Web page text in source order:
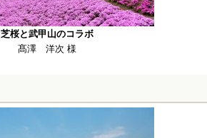
芝桜と武甲山のコラボ
髙澤 洋次 様